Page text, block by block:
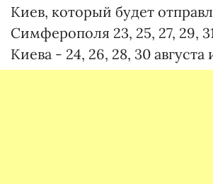
Киев, который будет
Симферополя 23, 25, 27, 29,
Киева - 24, 26, 28, 30 августа